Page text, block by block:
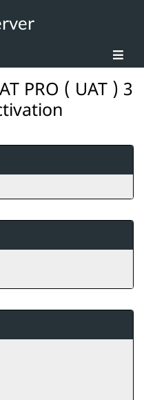
PRO ( UAT ) 3